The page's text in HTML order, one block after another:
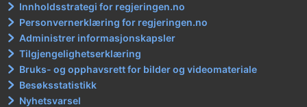
Innholdsstrategi for regjeringen.no
Personvernerklæring for regjeringen.no
Administrer informasjonskapsler
Tilgjengelighetserklæring
Bruks- og opphavsrett for bilder og videomateriale
Besøksstatistikk
Nyhetsvarsel